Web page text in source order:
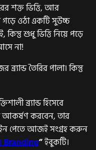
শক্ত ভিত্তি, আর
গড়ে ওঠা একটি সুউচ্চ
কিন্তু শুধু ভিত্তি নিয়ে পড়ে
না!
তৈরির পালা। কিন্তু
ব্র্যান্ড হিসেবে
আকর্ষণ করবেন, তার
পেতে আজই সংগ্রহ করুন
Branding“ইবুকটি।